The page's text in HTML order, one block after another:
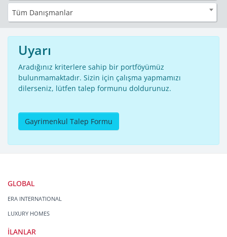
Tüm Danışmanlar
Uyarı
Aradığınız kriterlere sahip bir portföyümüz
bulunmamaktadır. Sizin için çalışma yapmamızı
dilerseniz, lütfen talep formunu doldurunuz.
Gayrimenkul Talep Formu
GLOBAL
ERA INTERNATIONAL
LUXURY HOMES
İLANLAR